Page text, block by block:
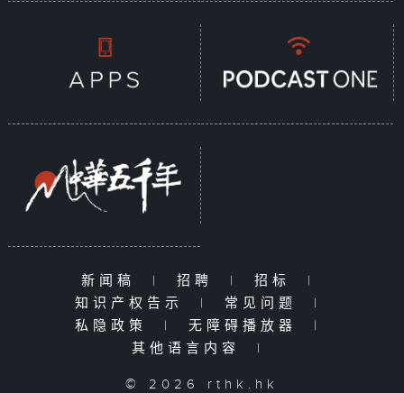
新闻稿 | 招聘 | 招标
|
知识产权告示
| 常见问题
|
私隐政策
| 无障碍播放器
|
其他语言内容
|
© 2026 rthk.hk